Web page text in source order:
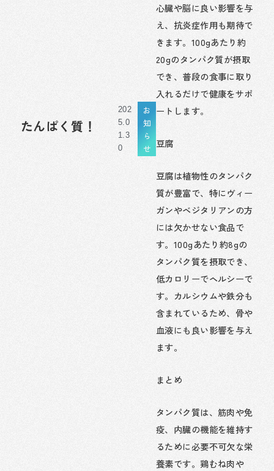
たんぱく質！
202
5.0
1.3
0
お
知
ら
せ
心臓や脳に良い影響を与
え、抗炎症作用も期待で
きます。100gあたり約
20gのタンパク質が摂取
でき、普段の食事に取り
入れるだけで健康をサポ
ートします。
豆腐
豆腐は植物性のタンパク
質が豊富で、特にヴィー
ガンやベジタリアンの方
には欠かせない食品で
す。100gあたり約8gの
タンパク質を摂取でき、
低カロリーでヘルシーで
す。カルシウムや鉄分も
含まれているため、骨や
血液にも良い影響を与え
ます。
まとめ
タンパク質は、筋肉や免
疫、内臓の機能を維持す
るために必要不可欠な栄
養素です。鶏むね肉や